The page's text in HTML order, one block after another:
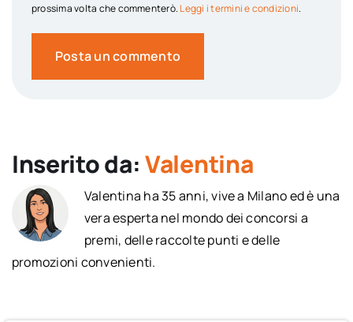
prossima volta che commenterò. Leggi i termini e condizioni.
Inserito da:Valentina
Valentina ha 35 anni, vive a Milano ed è una
vera esperta nel mondo dei concorsi a
premi, delle raccolte punti e delle
promozioni convenienti.